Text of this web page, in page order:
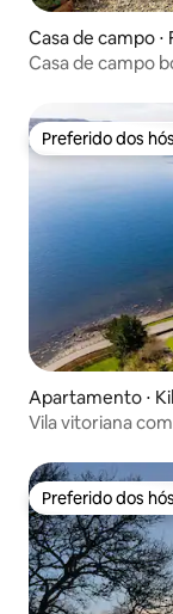
Casa de campo ⋅
Casa de campo
Preferido dos
Preferido dos
Apartamento ⋅
Vila vitoriana
Preferido dos
Preferido dos